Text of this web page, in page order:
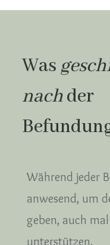
Was
nachder
Während jeder
anwesend, um
geben, auch
unterstützen.